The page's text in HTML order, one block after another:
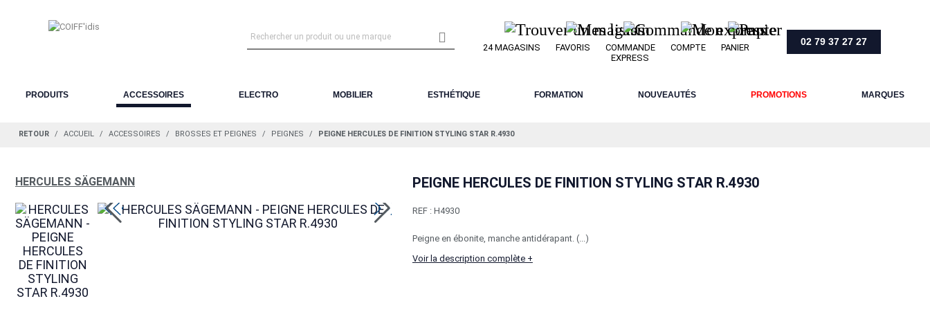

24 MAGASINS FAVORIS
COMMANDE
EXPRESS
COMPTE PANIER
02 79 37 27 27
PRODUITS ACCESSOIRES ELECTRO MOBILIER ESTHÉTIQUE FORMATION NOUVEAUTÉS PROMOTIONS MARQUES
RETOUR ACCUEIL ACCESSOIRES BROSSES ET PEIGNES PEIGNES PEIGNE HERCULES DE FINITION STYLING STAR R.4930
HERCULES SÄGEMANN PEIGNE HERCULES DE FINITION STYLING STAR R.4930
REF : H4930
Peigne en ébonite, manche antidérapant. (...)
Voir la description complète +